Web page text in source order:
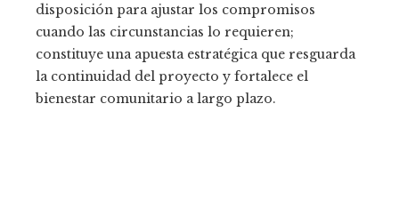
disposición para ajustar los compromisos
cuando las circunstancias lo requieren;
constituye una apuesta estratégica que resguarda
la continuidad del proyecto y fortalece el
bienestar comunitario a largo plazo.